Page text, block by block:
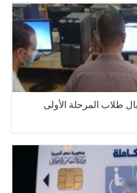
طلاب المرحلة الأولى